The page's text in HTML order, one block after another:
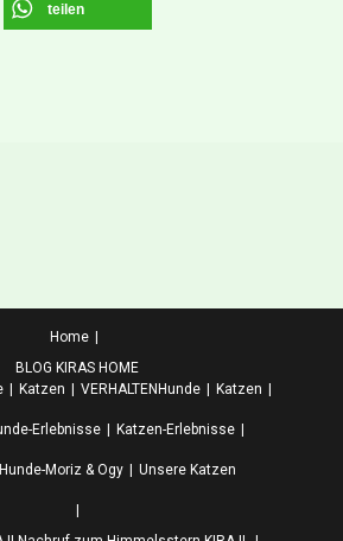
teilen
Home
BLOG KIRAS HOME
Katzen VERHALTEN Hunde Katzen
Erlebnisse Katzen-Erlebnisse
Hunde-Moriz & Ogy Unsere Katzen